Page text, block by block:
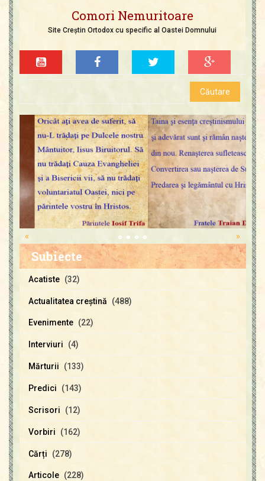
Comori Nemuritoare
Site Creștin Ortodox cu specific al Oastei Domnului
»
«
Subiecte
Acatiste (32)
Actualitatea creştină (488)
Evenimente (22)
Interviuri (4)
Mărturii (133)
Predici (143)
Scrisori (12)
Vorbiri (162)
Cărți (278)
Articole (228)